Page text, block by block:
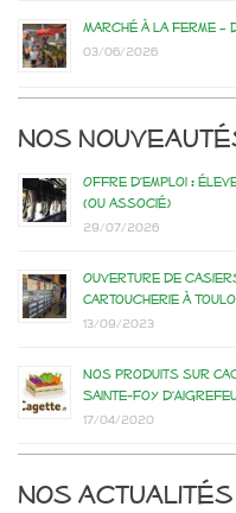
Marché à la ferme –
03/06/2026
Nos
Offre d’emploi :
(ou associé)
29/07/2026
Ouverture de
Cartoucherie à
13/09/2023
Nos produits sur
Sainte-Foy
17/04/2020
Nos actualités